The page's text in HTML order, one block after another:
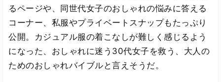
るページや、同世代女子のおしゃれの悩みに答える
コーナー、私服やプライベートスナップもたっぷり
公開。カジュアル服の着こなしが難しく感じるよう
になった、おしゃれに迷う30代女子を救う、大人の
ためのおしゃれバイブルと言えそうだ。